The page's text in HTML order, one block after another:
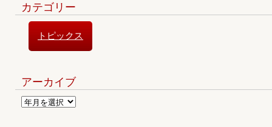
カテゴリー
トピックス
アーカイブ